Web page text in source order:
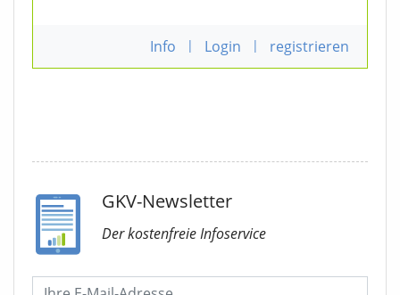
Info | Login | registrieren
GKV-Newsletter
Der kostenfreie Infoservice